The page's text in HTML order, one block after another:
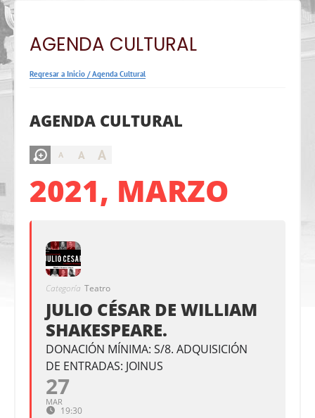
AGENDA CULTURAL
Regresar a Inicio /Agenda Cultural
AGENDA CULTURAL
A A A
2021, MARZO
Categoría Teatro
JULIO CÉSAR DE WILLIAM
SHAKESPEARE.
DONACIÓN MÍNIMA: S/8. ADQUISICIÓN
DE ENTRADAS: JOINUS
27
MAR
19:30